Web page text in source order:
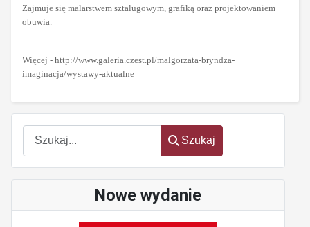
Szukaj
Szukaj
Nowe wydanie
Zajmuje się malarstwem sztalugowym, grafiką oraz projektowaniem
obuwia.
Więcej - http://www.galeria.czest.pl/malgorzata-bryndza-
imaginacja/wystawy-aktualne